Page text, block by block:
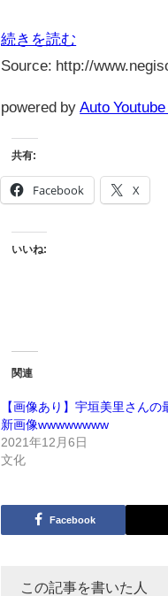
続きを読む
Source: http://
powered by Auto
共有:
Facebook X
いいね:
関連
【画像あり】宇垣美里さんの
新画像wwwwwwww
2021年12月6日
文化
Facebook
この記事を書いた人